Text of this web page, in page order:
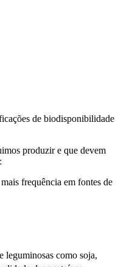
de biodisponibilidade
produzir e que devem
frequência em fontes de
leguminosas como soja,